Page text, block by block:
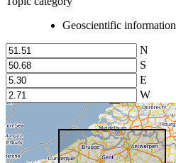
Geoscientific information
N
S
E
W